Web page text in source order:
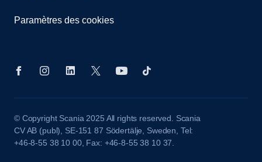
Paramètres des cookies
© Copyright Scania 2025 All rights reserved. Scania
CV AB (publ), SE-151 87 Södertälje, Sweden, Tel:
+46-8-55 38 10 00, Fax: +46-8-55 38 10 37.